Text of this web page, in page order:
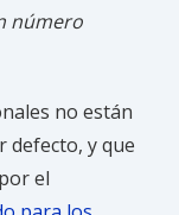
número
no están
defecto, y que
el